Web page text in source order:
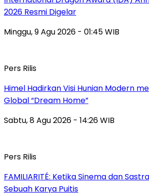
2026 Resmi Digelar
Minggu, 9 Agu 2026 - 01:45 WIB
Pers Rilis
Himel Hadirkan Visi Hunian Modern
Global “Dream Home”
Sabtu, 8 Agu 2026 - 14:26 WIB
Pers Rilis
FAMILIARITÉ: Ketika Sinema dan
Sebuah Karya Puitis